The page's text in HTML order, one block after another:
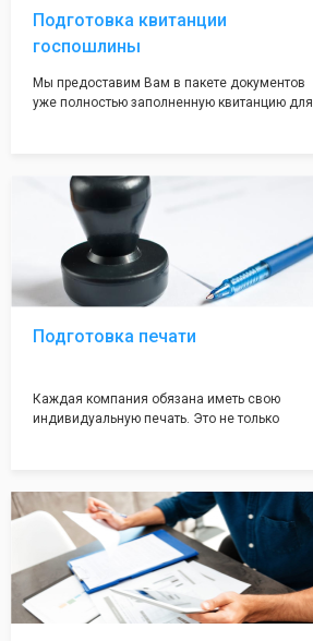
Подготовка квитанции
госпошлины
Мы предоставим Вам в пакете документов
уже полностью заполненную квитанцию для
посредственно в налоговой инспекции при
подаче документов на регистрацию.
Подготовка печати
Каждая компания обязана иметь свою
индивидуальную печать. Это не только
вам поможем с помощью изготовления
печати по индивидуальному эскизу, который
Вы выберете сами из нашего каталога.